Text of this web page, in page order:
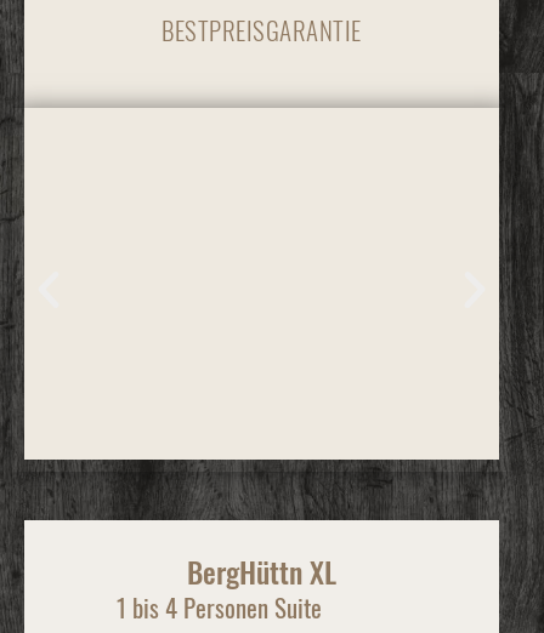
BESTPREISGARANTIE
BergHüttn XL
1 bis 4 Personen Suite